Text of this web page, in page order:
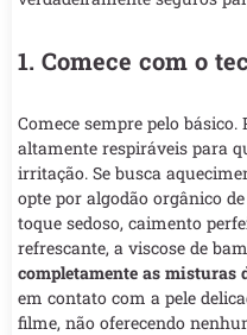
1. Comece com o
Comece sempre pelo
altamente respiráveis para
irritação. Se busca
opte por algodão orgânico
toque sedoso, caimento
refrescante, a viscose de
completamente as misturas
em contato com a pele
filme, não oferecendo